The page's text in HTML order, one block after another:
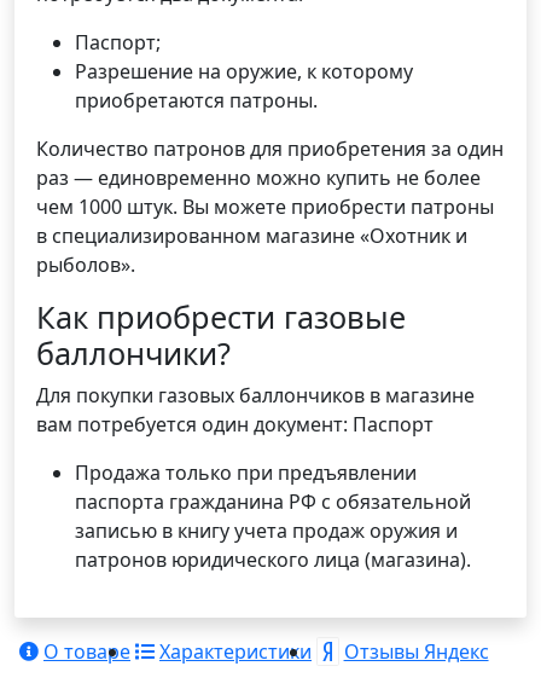
Паспорт;
Разрешение на оружие, к которому
приобретаются патроны.
Количество патронов для приобретения за один
раз — единовременно можно купить не более
чем 1000 штук. Вы можете приобрести патроны
в специализированном магазине «Охотник и
рыболов».
Как приобрести газовые
баллончики?
Для покупки газовых баллончиков в магазине
вам потребуется один документ: Паспорт
Продажа только при предъявлении
паспорта гражданина РФ с обязательной
записью в книгу учета продаж оружия и
патронов юридического лица (магазина).
О товаре Характеристики Отзывы Яндекс